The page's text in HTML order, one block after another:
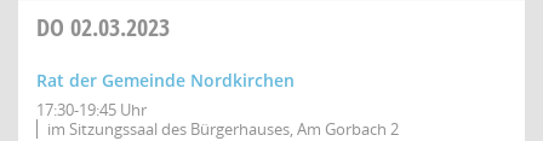
DO 02.03.2023
Rat der Gemeinde Nordkirchen
17:30-19:45 Uhr
im Sitzungssaal des Bürgerhauses, Am Gorbach 2